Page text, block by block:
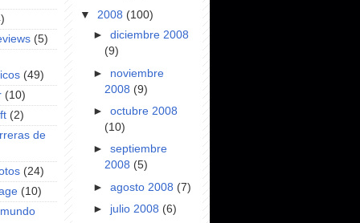
(5)
(49)
(10)
(2)
de
(24)
(10)
▼ 2008 (100)
►diciembre 2008
(9)
► noviembre
2008 (9)
►octubre 2008
(10)
►septiembre
2008 (5)
►agosto 2008 (7)
► julio 2008 (6)